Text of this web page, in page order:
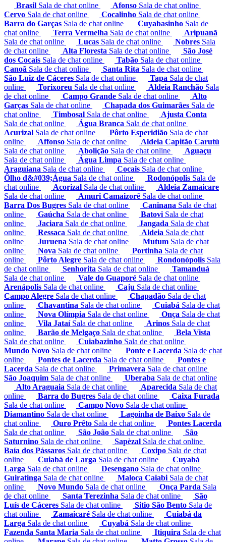
Brasil Sala de chat online Afonso Sala de chat online
Cervo Sala de chat online Cocalinho Sala de chat online
Barra do Garças Sala de chat online Cuyabasinho Sala de
chat online
Terra Vermelha Sala de chat online
Aripuanã
Sala de chat online
Lucas Sala de chat online Nobres Sala
de chat online
Alta Floresta Sala de chat online
São José
dos Cocais Sala de chat online Tabão Sala de chat online
Canoã Sala de chat online Santa Rita Sala de chat online
São Luiz de Cáceres Sala de chat online Tapa Sala de chat
online
Torixoreu Sala de chat online Aldeia Ranchão Sala
de chat online
Campo Grande Sala de chat online
Alto
Garças Sala de chat online Chapada dos Guimarães Sala de
chat online
Timbosal Sala de chat online
Ajusta Conta
Sala de chat online
Água Branca Sala de chat online
Acurizal Sala de chat online Pôrto Esperidião Sala de chat
online
Affonso Sala de chat online
Aldeia Capitão Carutú
Sala de chat online
Abolição Sala de chat online
Aguaçu
Sala de chat online
Água Limpa Sala de chat online
Araguiana Sala de chat online Cocais Sala de chat online
Ôlho d&#039;Água Sala de chat online Rodonópolis Sala de
chat online
Acorizal Sala de chat online
Aldeia Zamaicare
Sala de chat online
Amuri Camaizorê Sala de chat online
Barra Dos Bugres Sala de chat online Caninana Sala de chat
online
Gaúcha Sala de chat online Batovi Sala de chat
online
Jaciara Sala de chat online Jangada Sala de chat
online
Ressaca Sala de chat online Aldeia Sala de chat
online
Juruena Sala de chat online Mutum Sala de chat
online
Nova Sala de chat online Portinha Sala de chat
online
Pôrto Alegre Sala de chat online Rondonópolis Sala
de chat online
Senhorita Sala de chat online
Tamanduá
Sala de chat online
Vale do Guaporé Sala de chat online
Arenápolis Sala de chat online Caju Sala de chat online
Campo Alegre Sala de chat online Chapadão Sala de chat
online
Chavantina Sala de chat online Cuiabá Sala de chat
online
Nova Olímpia Sala de chat online Onça Sala de chat
online
Vila Jataí Sala de chat online Arinos Sala de chat
online
Barão de Melgaço Sala de chat online
Bela Vista
Sala de chat online
Cuiabazinho Sala de chat online
Mundo Novo Sala de chat online Ponte e Lacerda Sala de chat
online
Pontes de Lacerda Sala de chat online
Pontes e
Lacerda Sala de chat online Primavera Sala de chat online
São Joaquim Sala de chat online Uberaba Sala de chat online
Alto Araguaia Sala de chat online Aparecida Sala de chat
online
Barra do Bugres Sala de chat online
Caixa Furada
Sala de chat online
Campo Novo Sala de chat online
Diamantino Sala de chat online Lagoinha de Baixo Sala de
chat online
Ouro Prêto Sala de chat online
Pontes Lacerda
Sala de chat online
São João Sala de chat online
São
Saturnino Sala de chat online Sapèzal Sala de chat online
Baía dos Pássaros Sala de chat online Coxipo Sala de chat
online
Cuiabá de Larga Sala de chat online
Cuyabá
Larga Sala de chat online Desengano Sala de chat online
Guiratinga Sala de chat online Maloca Caiabi Sala de chat
online
Novo Mundo Sala de chat online Onça Parda Sala
de chat online
Santa Terezinha Sala de chat online
São
Luís de Cáceres Sala de chat online Sitio São Bento Sala de
chat online
Zamaicaré Sala de chat online
Cuiabá da
Larga Sala de chat online Cuyabá Sala de chat online
Fazenda Santa Maria Sala de chat online Itiquira Sala de chat